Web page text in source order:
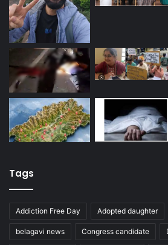
Tags
Addiction Free Day Adopted daughter
belagavi news Congress candidate